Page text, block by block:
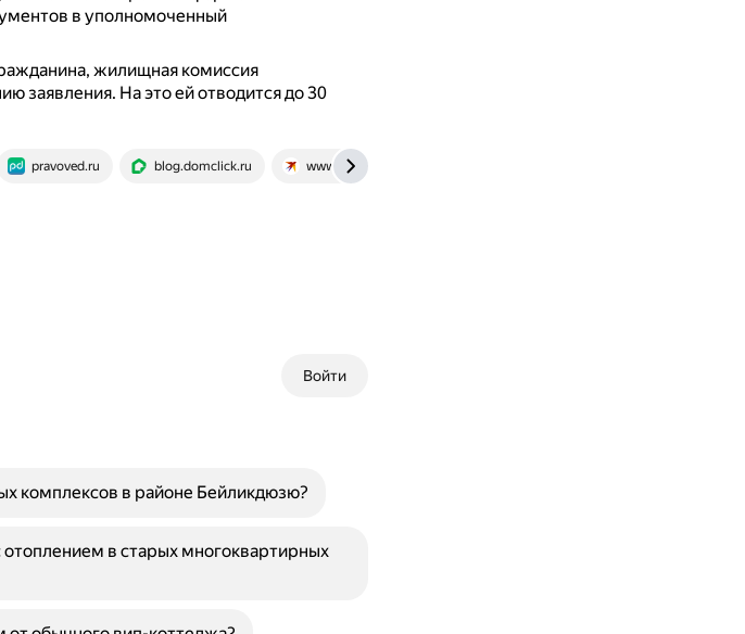
в уполномоченный
жилищная комиссия
заявления. На это ей отводится до 30
pravoved.ru blog.domclick.ru www.kp.ru
Войти
комплексов в районе Бейликдюзю?
в старых многоквартирных